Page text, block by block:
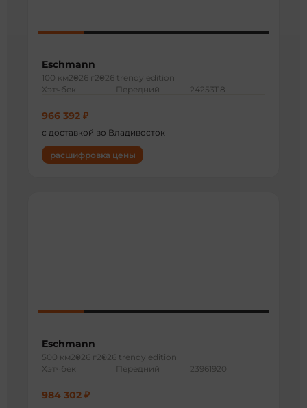
Eschmann
100 км2026 г 2026 trendy edition
Хэтчбек
Передний 24253118
966 392 ₽
с доставкой во Владивосток
расшифровка цены
Eschmann
500 км2026 г 2026 trendy edition
Хэтчбек
Передний 23961920
984 302 ₽